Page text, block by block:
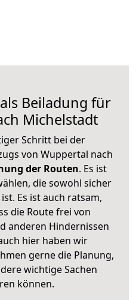
Beiladung für
Michelstadt
Schritt bei der
von Wuppertal nach
der Routen. Es ist
die sowohl sicher
Es ist auch ratsam,
die Route frei von
anderen Hindernissen
hier haben wir
gerne die Planung,
wichtige Sachen
können.